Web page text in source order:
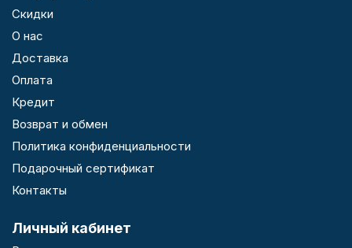
Скидки
О нас
Доставка
Оплата
Кредит
Возврат и обмен
Политика конфиденциальности
Подарочный сертификат
Контакты
Личный кабинет